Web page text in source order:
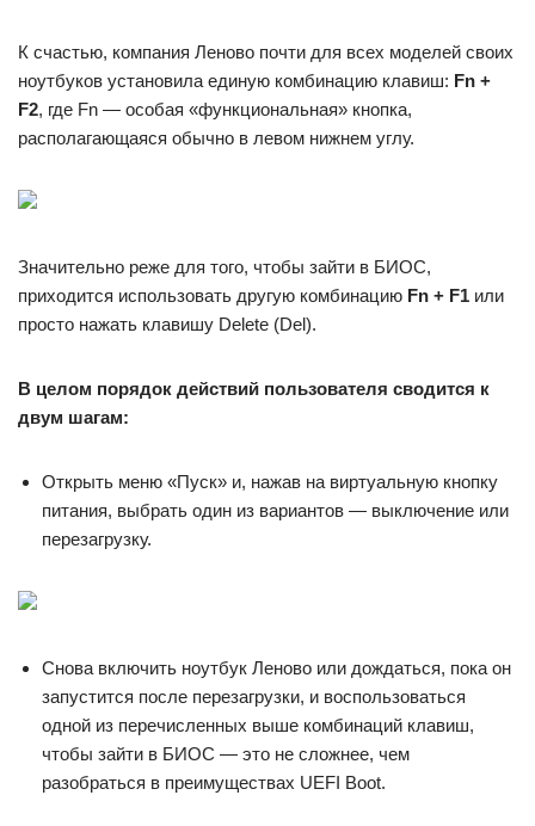
К счастью, компания Леново почти для всех моделей своих
ноутбуков установила единую комбинацию клавиш: Fn +
F2, где Fn — особая «функциональная» кнопка,
располагающаяся обычно в левом нижнем углу.
Значительно реже для того, чтобы зайти в БИОС,
приходится использовать другую комбинацию Fn + F1 или
просто нажать клавишу Delete (Del).
В целом порядок действий пользователя сводится к
двум шагам:
Открыть меню «Пуск» и, нажав на виртуальную кнопку
питания, выбрать один из вариантов — выключение или
перезагрузку.
Снова включить ноутбук Леново или дождаться, пока он
запустится после перезагрузки, и воспользоваться
одной из перечисленных выше комбинаций клавиш,
чтобы зайти в БИОС — это не сложнее, чем
разобраться в преимуществах UEFI Boot.